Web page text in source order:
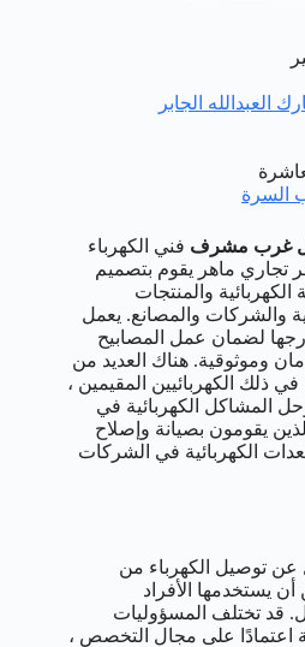
العبدالله الجابر
السرة
غرب مشرف فني الكهرباء
تجاري ماهر يقوم بتصميم
والمنتجات
والشركات والمصانع. يعمل
لضمان عمل المصابيح
وموثوقية. هناك العديد من
في ذلك الكهربائيين المقيمين ،
المشاكل الكهربائية في
يقومون بصيانة وإصلاح
الكهربائية في الشركات
عن توصيل الكهرباء من
يستخدمها الأفراد
قد تختلف المسؤوليات
اعتمادًا على مجال التخصص ،